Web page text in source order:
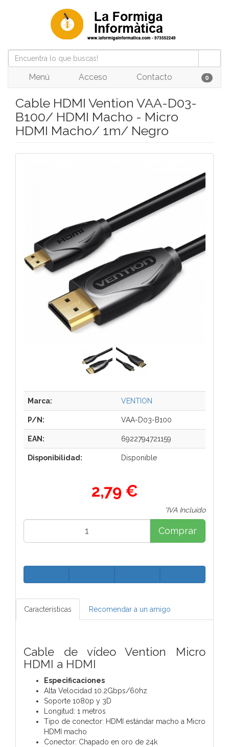
Menú Acceso Contacto 0
Cable HDMI Vention VAA-D03-
B100/ HDMI Macho - Micro
HDMI Macho/ 1m/ Negro
Marca: VENTION
P/N: VAA-D03-B100
EAN: 6922794721159
Disponibilidad: Disponible
2,79 €
*IVA Incluido
Comprar
Características Recomendar a un amigo
Cable de vídeo Vention Micro
HDMI a HDMI
Especificaciones
Alta Velocidad 10.2Gbps/60hz
Soporte 1080p y 3D
Longitud: 1 metros
Tipo de conector: HDMI estándar macho a Micro
HDMI macho
Conector: Chapado en oro de 24k